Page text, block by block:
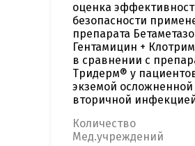
оценка
безопасности
препарата
Гентамицин +
в сравнении с
Тридерм® у
экземой осложненной
вторичной
Количество
Мед.учреждений